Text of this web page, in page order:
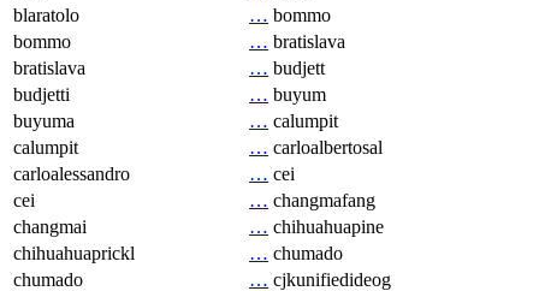
blaratolo
… bommo
bommo
… bratislava
bratislava
… budjett
budjetti
… buyum
buyuma
… calumpit
calumpit
… carloalbertosal
carloalessandro
… cei
cei
… changmafang
changmai
… chihuahuapine
chihuahuaprickl
… chumado
chumado
… cjkunifiedideog